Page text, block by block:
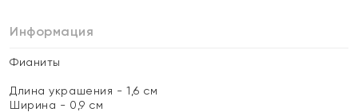
Информация
Фианиты
Длина украшения - 1,6 см
Ширина - 0,9 см